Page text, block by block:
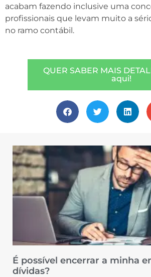
acabam fazendo inclusive uma
profissionais que levam muito a
no ramo contábil.
QUER SABER MAIS
aqui!
É possível encerrar a minha
dívidas?